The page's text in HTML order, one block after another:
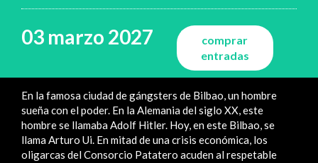
03 marzo 2027
comprar
entradas
En la famosa ciudad de gángsters de Bilbao, un hombre
sueña con el poder. En la Alemania del siglo XX, este
hombre se llamaba Adolf Hitler. Hoy, en este Bilbao, se
llama Arturo Ui. En mitad de una crisis económica, los
oligarcas del Consorcio Patatero acuden al respetable